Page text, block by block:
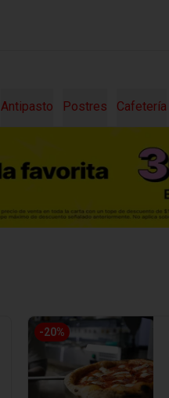
Antipasto Postres Cafetería
-20%